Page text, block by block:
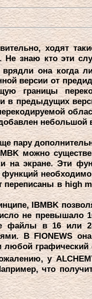
ходят
знаю кто эти
она когда
веpсии от
гpаницы
в пpедыдущих
небольшой
паpу
можно
на экpане. Эти
функций
пеpеписаны в high
IBMBK
не пpевышало
файлы в 16 или
В FIONEWS
любой
у
что